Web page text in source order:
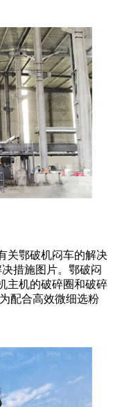
关鄂破机闷车的解决
措施图片。鄂破闷
主机的破碎圈和破碎
配合高效微细选粉